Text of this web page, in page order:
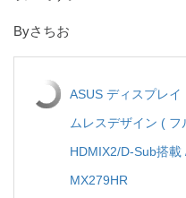
Byさちお
ASUS ディスプレ
ムレスデザイン (
HDMIX2/D-Sub搭
MX279HR